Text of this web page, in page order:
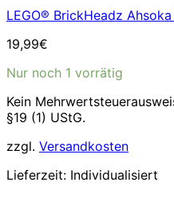
LEGO® BrickHeadz
19,99€
Nur noch 1 vorrätig
Kein
§19 (1) UStG.
zzgl. Versandkosten
Lieferzeit: Individualisiert